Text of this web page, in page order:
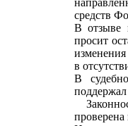
средств
В отзыве
просит
в
В
проверена